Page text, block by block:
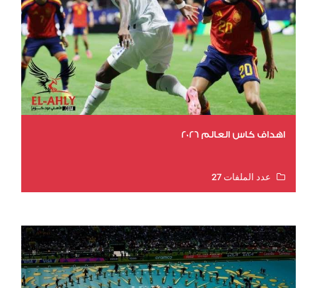
اهداف كاس العالم 2026
عدد الملفات 27